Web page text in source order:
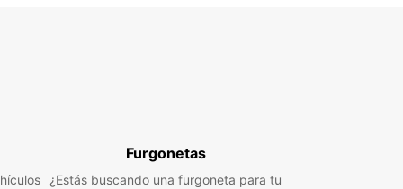
a las necesidades de cada viajero. Desde
compactos ideales para moverse por la ciudad
y monovolúmenes perfectos para familias o
Furgonetas
¿Estás buscando una furgoneta para tu